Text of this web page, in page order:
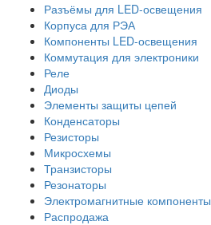
Разъёмы для LED-освещения
Корпуса для РЭА
Компоненты LED-освещения
Коммутация для электроники
Реле
Диоды
Элементы защиты цепей
Конденсаторы
Резисторы
Микросхемы
Транзисторы
Резонаторы
Электромагнитные компоненты
Распродажа